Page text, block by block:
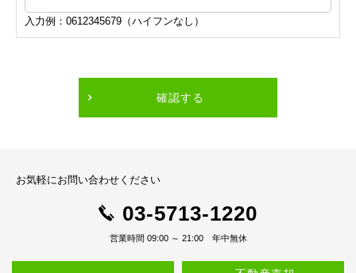
入力例：0612345679（ハイフンなし）
確認する
お気軽にお問い合わせください
03-5713-1220
営業時間 09:00 ～ 21:00 年中無休